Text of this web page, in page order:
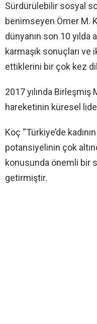
Sürdürülebilir sosyal
benimseyen Ömer M.
dünyanın son 10
karmaşık sonuçları
ettiklerini bir çok kez
2017 yılında
hareketinin küresel
Koç “Türkiye’de
potansiyelinin çok
konusunda önemli bir
getirmiştir.